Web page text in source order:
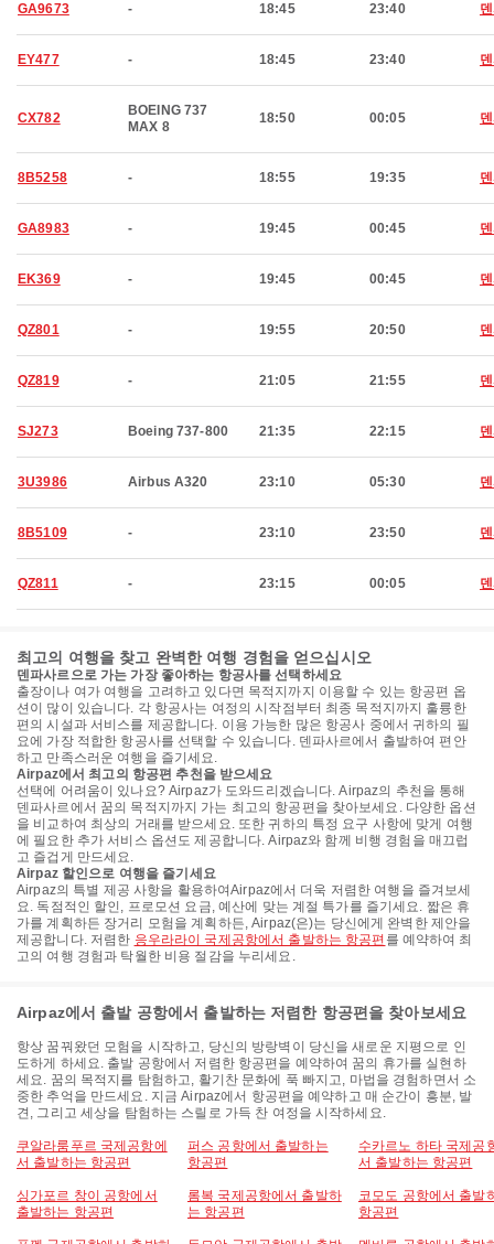
GA9673 - 18:45 23:40
EY477 - 18:45 23:40
CX782
BOEING 737
MAX 8
18:50 00:05
8B5258 - 18:55 19:35
GA8983 - 19:45 00:45
EK369 - 19:45 00:45
QZ801 - 19:55 20:50
QZ819 - 21:05 21:55
SJ273 Boeing 737-800 21:35 22:15
3U3986 Airbus A320 23:10 05:30
8B5109 - 23:10 23:50
QZ811 - 23:15 00:05
최고의 여행을 찾고 완벽한 여행 경험을 얻으십시오
덴파사르으로 가는 가장 좋아하는 항공사를 선택하세요
출장이나 여가 여행을 고려하고 있다면 목적지까지 이용할 수 있는 항공편 옵
션이 많이 있습니다. 각 항공사는 여정의 시작점부터 최종 목적지까지 훌륭한
편의 시설과 서비스를 제공합니다. 이용 가능한 많은 항공사 중에서 귀하의 필
요에 가장 적합한 항공사를 선택할 수 있습니다. 덴파사르에서 출발하여 편안
하고 만족스러운 여행을 즐기세요.
Airpaz에서 최고의 항공편 추천을 받으세요
선택에 어려움이 있나요? Airpaz가 도와드리겠습니다. Airpaz의 추천을 통해
덴파사르에서 꿈의 목적지까지 가는 최고의 항공편을 찾아보세요. 다양한 옵션
을 비교하여 최상의 거래를 받으세요. 또한 귀하의 특정 요구 사항에 맞게 여행
에 필요한 추가 서비스 옵션도 제공합니다. Airpaz와 함께 비행 경험을 매끄럽
고 즐겁게 만드세요.
Airpaz 할인으로 여행을 즐기세요
Airpaz의 특별 제공 사항을 활용하여Airpaz에서 더욱 저렴한 여행을 즐겨보세
요. 독점적인 할인, 프로모션 요금, 예산에 맞는 계절 특가를 즐기세요. 짧은 휴
가를 계획하든 장거리 모험을 계획하든, Airpaz(은)는 당신에게 완벽한 제안을
제공합니다. 저렴한 응우라라이 국제공항에서 출발하는 항공편 를 예약하여 최
고의 여행 경험과 탁월한 비용 절감을 누리세요.
Airpaz에서 출발 공항에서 출발하는 저렴한 항공편을 찾아보세요
항상 꿈꿔왔던 모험을 시작하고, 당신의 방랑벽이 당신을 새로운 지평으로 인
도하게 하세요. 출발 공항에서 저렴한 항공편을 예약하여 꿈의 휴가를 실현하
세요. 꿈의 목적지를 탐험하고, 활기찬 문화에 푹 빠지고, 마법을 경험하면서 소
중한 추억을 만드세요. 지금 Airpaz에서 항공편을 예약하고 매 순간이 흥분, 발
견, 그리고 세상을 탐험하는 스릴로 가득 찬 여정을 시작하세요.
쿠알라룸푸르 국제공항에
서 출발하는 항공편
퍼스 공항에서 출발하는
항공편
수카르노 하타 국제공
서 출발하는 항공편
싱가포르 창이 공항에서
출발하는 항공편
롬복 국제공항에서 출발하
는 항공편
코모도 공항에서 출발
항공편